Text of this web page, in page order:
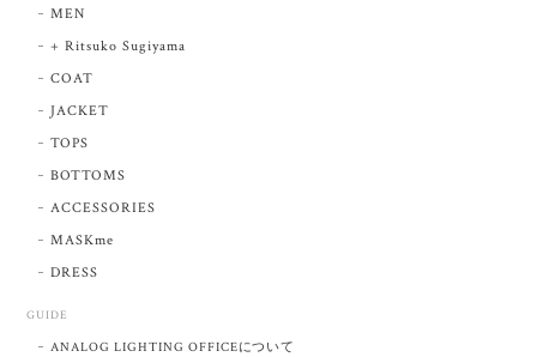
MEN
+ Ritsuko Sugiyama
COAT
JACKET
TOPS
BOTTOMS
ACCESSORIES
MASKme
DRESS
GUIDE
ANALOG LIGHTING OFFICEについて